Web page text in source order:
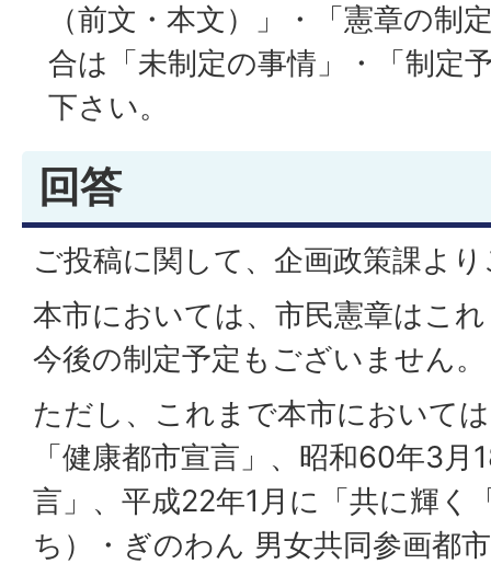
（前文・本文）」・「憲章の制
合は「未制定の事情」・「制定
下さい。
回答
ご投稿に関して、企画政策課よ
本市においては、市民憲章はこ
今後の制定予定もございません。
ただし、これまで本市において
「健康都市宣言」、昭和60年3
言」、平成22年1月に「共に輝く
ち）・ぎのわん 男女共同参画都